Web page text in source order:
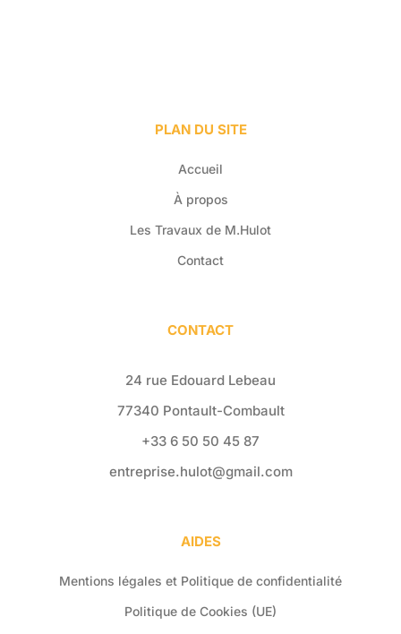
PLAN DU SITE
Accueil
À propos
Les Travaux de M.Hulot
Contact
CONTACT
24 rue Edouard Lebeau
77340 Pontault-Combault
+33 6 50 50 45 87
entreprise.hulot@gmail.com
AIDES
Mentions légales et Politique de confidentialité
Politique de Cookies (UE)